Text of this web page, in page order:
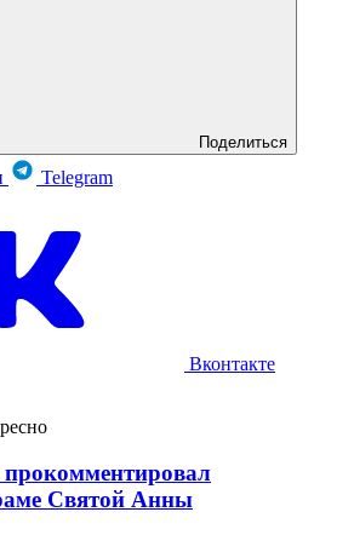
Поделиться
Telegram
Вконтакте
Святой Анны